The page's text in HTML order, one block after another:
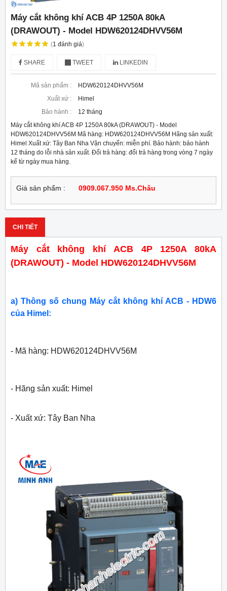
Máy cắt không khí ACB 4P 1250A 80kA
(DRAWOUT) - Model HDW620124DHVV56M
(1 đánh giá)
SHARE TWEET LINKEDIN
Mã sản phẩm :
HDW620124DHVV56M
Xuất xứ :
Himel
Bảo hành :
12 tháng
Máy cắt không khí ACB 4P 1250A 80kA (DRAWOUT) - Model
HDW620124DHVV56M Mã hàng: HDW620124DHVV56M Hãng sản xuất:
Himel Xuất xứ: Tây Ban Nha Vận chuyển: miễn phí. Bảo hành: bảo hành
12 tháng do lỗi nhà sản xuất. Đổi trả hàng: đổi trả hàng trong vòng 7 ngày
kể từ ngày mua hàng.
Giá sản phẩm : 0909.067.950 Ms.Châu
CHI TIẾT
Máy cắt không khí ACB 4P 1250A 80kA
(DRAWOUT) - Model HDW620124DHVV56M
a) Thông số chung Máy cắt không khí ACB - HDW6
của Himel:
- Mã hàng: HDW620124DHVV56M
- Hãng sản xuất: Himel
- Xuất xứ: Tây Ban Nha